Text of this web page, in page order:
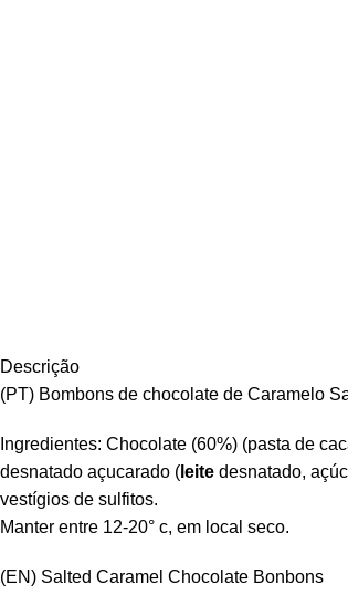
Descrição
(PT) Bombons de chocolate de Caramelo
Ingredientes: Chocolate (60%) (pasta de
desnatado açucarado ( leite desnatado,
vestígios de sulfitos.
Manter entre 12-20° c, em local seco.
(EN) Salted Caramel Chocolate Bonbons